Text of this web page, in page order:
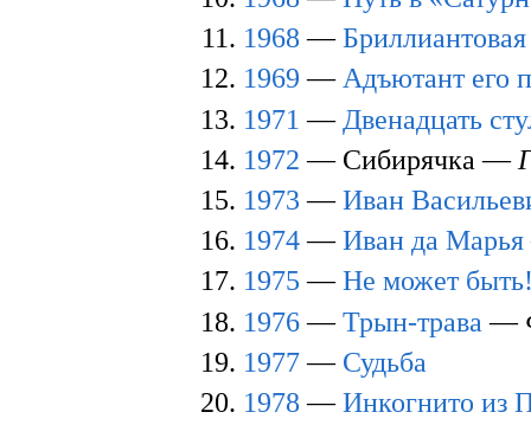
1968 —
1969 —Адъютант его
1971 — Двенадцать
1972 — Сибирячка —
1973 —Иван
1974—Иван да Марья
1975 —Не может
1976—Трын-трава —
1977— Судьба
1978 —Инкогнито из